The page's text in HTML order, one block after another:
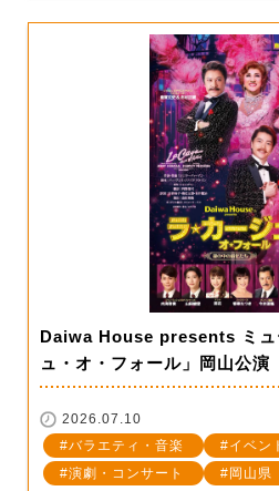
Daiwa House presents ミュ
ュ・オ・フォール」岡山公演
2026.07.10
バラエティ・音楽
イベン
演劇・コンサート
岡山県